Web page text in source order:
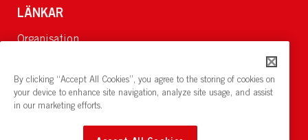
LÄNKAR
Organisation
Lediga jobb
Nyheter och pressrum
Restaurang och konferens: cirkelnstockholm.se
By clicking “Accept All Cookies”, you agree to the storing of cookies on
your device to enhance site navigation, analyze site usage, and assist
in our marketing efforts.